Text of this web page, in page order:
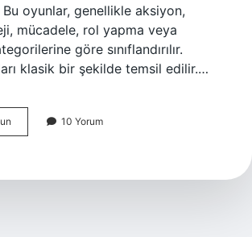
oyunlar, genellikle aksiyon,
mücadele, rol yapma veya
göre sınıflandırılır.
klasik bir şekilde temsil edilir.…
oyun
10 Yorum